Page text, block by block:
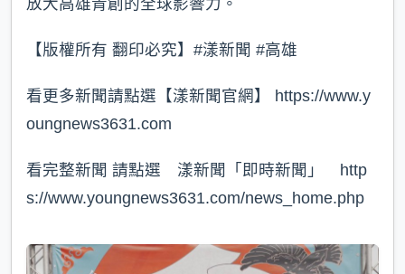
【版權所有 翻印必究】#漾新聞 #高雄
看更多新聞請點選【漾新聞官網】 https://www.y
oungnews3631.com⁠
看完整新聞 請點選 漾新聞「即時新聞」 http
s://www.youngnews3631.com/news_home.php⁠